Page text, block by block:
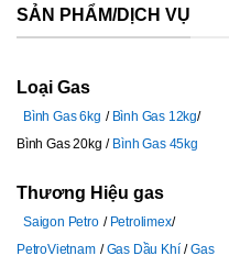
SẢN PHẨM/DỊCH VỤ
Loại Gas
Bình Gas 6kg
Bình Gas 12kg
Bình Gas 20kg
Bình Gas 45kg
Thương Hiệu gas
Saigon Petro
Petrolimex
PetroVietnam
Gas Dầu Khí
Gas